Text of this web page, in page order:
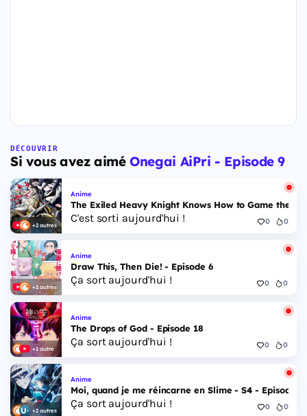
DÉCOUVRIR
Si vous avez aiméOnegai AiPri - Episode 9
+2 autres
Anime
The Exiled Heavy Knight Knows How to Game the
C'est sorti aujourd'hui ! 0 0
+2 autres
Anime
Draw This, Then Die! - Episode 6
Ça sort aujourd'hui ! 0 0
+1 autre
Anime
The Drops of God - Episode 18
Ça sort aujourd'hui ! 0 0
+2 autres
Anime
Moi, quand je me réincarne en Slime - S4 - Episode
Ça sort aujourd'hui ! 0 0